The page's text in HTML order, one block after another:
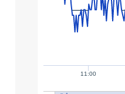
11:00